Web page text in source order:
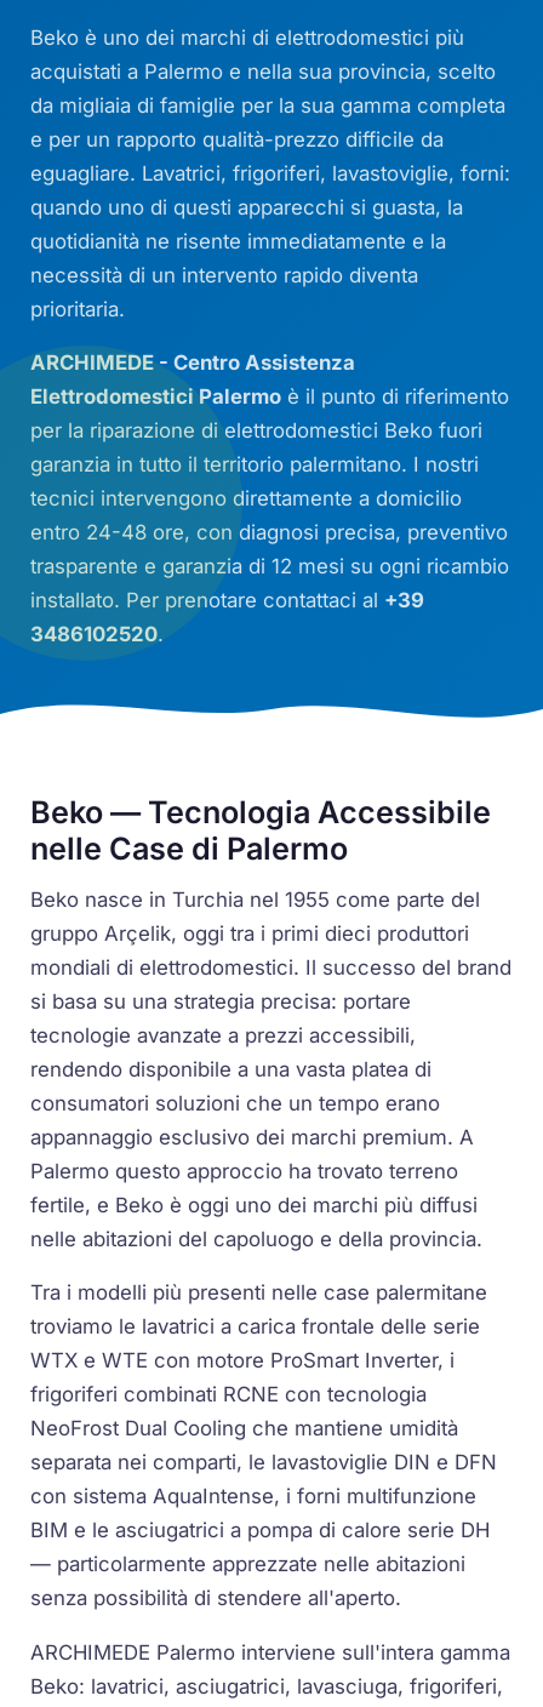
Beko è uno dei marchi di elettrodomestici più
acquistati a Palermo e nella sua provincia, scelto
da migliaia di famiglie per la sua gamma completa
e per un rapporto qualità-prezzo difficile da
eguagliare. Lavatrici, frigoriferi, lavastoviglie, forni:
quando uno di questi apparecchi si guasta, la
quotidianità ne risente immediatamente e la
necessità di un intervento rapido diventa
prioritaria.
ARCHIMEDE - Centro Assistenza
Elettrodomestici Palermo è il punto di riferimento
per la riparazione di elettrodomestici Beko fuori
garanzia in tutto il territorio palermitano. I nostri
tecnici intervengono direttamente a domicilio
entro 24-48 ore, con diagnosi precisa, preventivo
trasparente e garanzia di 12 mesi su ogni ricambio
installato. Per prenotare contattaci al +39
3486102520.
Beko — Tecnologia Accessibile
nelle Case di Palermo
Beko nasce in Turchia nel 1955 come parte del
gruppo Arçelik, oggi tra i primi dieci produttori
mondiali di elettrodomestici. Il successo del brand
si basa su una strategia precisa: portare
tecnologie avanzate a prezzi accessibili,
rendendo disponibile a una vasta platea di
consumatori soluzioni che un tempo erano
appannaggio esclusivo dei marchi premium. A
Palermo questo approccio ha trovato terreno
fertile, e Beko è oggi uno dei marchi più diffusi
nelle abitazioni del capoluogo e della provincia.
Tra i modelli più presenti nelle case palermitane
troviamo le lavatrici a carica frontale delle serie
WTX e WTE con motore ProSmart Inverter, i
frigoriferi combinati RCNE con tecnologia
NeoFrost Dual Cooling che mantiene umidità
separata nei comparti, le lavastoviglie DIN e DFN
con sistema AquaIntense, i forni multifunzione
BIM e le asciugatrici a pompa di calore serie DH
— particolarmente apprezzate nelle abitazioni
senza possibilità di stendere all'aperto.
ARCHIMEDE Palermo interviene sull'intera gamma
Beko: lavatrici, asciugatrici, lavasciuga, frigoriferi,